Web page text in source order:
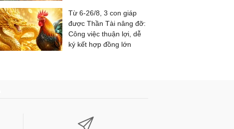
Từ 6-26/8, 3 con giáp
được Thần Tài nâng đỡ:
Công việc thuận lợi, dễ
ký kết hợp đồng lớn